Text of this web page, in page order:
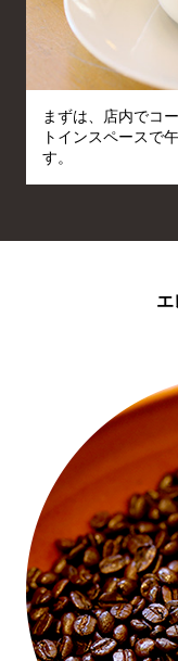
まずは、店内でコ
トインスペースで
す。
エ